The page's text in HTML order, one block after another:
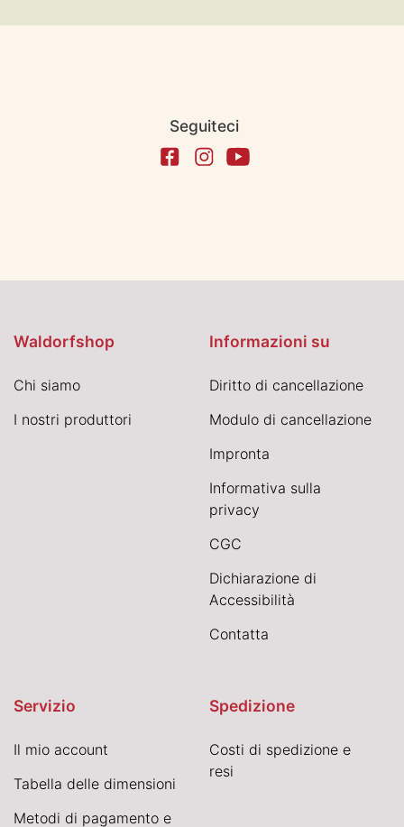
Seguiteci
Waldorfshop
Chi siamo
I nostri produttori
Informazioni su
Diritto di cancellazione
Modulo di cancellazione
Impronta
Informativa sulla
privacy
CGC
Dichiarazione di
Accessibilità
Contatta
Servizio
Il mio account
Tabella delle dimensioni
Metodi di pagamento e
Spedizione
Costi di spedizione e
resi